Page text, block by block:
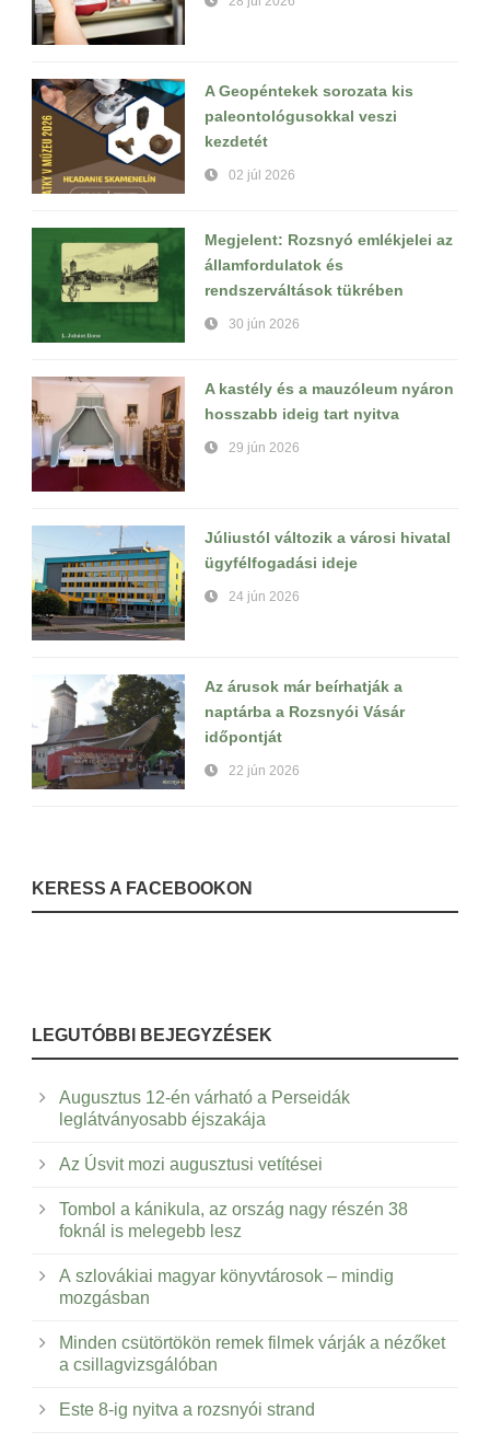
A Geopéntekek sorozata kis
paleontológusokkal veszi
kezdetét
02 júl 2026
Megjelent: Rozsnyó emlékjelei az
államfordulatok és
rendszerváltások tükrében
30 jún 2026
A kastély és a mauzóleum nyáron
hosszabb ideig tart nyitva
29 jún 2026
Júliustól változik a városi hivatal
ügyfélfogadási ideje
24 jún 2026
Az árusok már beírhatják a
naptárba a Rozsnyói Vásár
időpontját
22 jún 2026
KERESS A FACEBOOKON
LEGUTÓBBI BEJEGYZÉSEK
Augusztus 12-én várható a Perseidák
leglátványosabb éjszakája
Az Úsvit mozi augusztusi vetítései
Tombol a kánikula, az ország nagy részén 38
foknál is melegebb lesz
A szlovákiai magyar könyvtárosok – mindig
mozgásban
Minden csütörtökön remek filmek várják a nézőket
a csillagvizsgálóban
Este 8-ig nyitva a rozsnyói strand